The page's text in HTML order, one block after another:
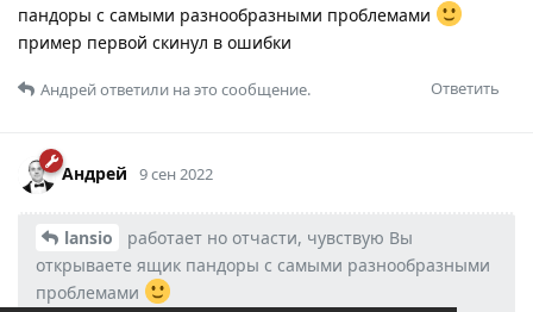
пандоры с самыми разнообразными проблемами
пример первой скинул в ошибки
Ответить
Андрейответили на это сообщение.
Андрей 9 сен 2022
lansio
работает но отчасти, чувствую Вы
открываете ящик пандоры с самыми разнообразными
проблемами